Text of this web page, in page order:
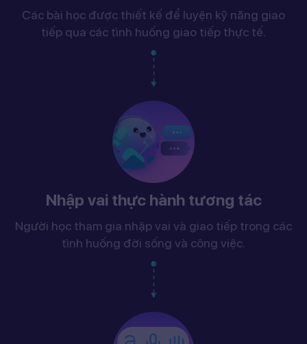
Các bài học được thiết kế để luyện kỹ năng giao
tiếp qua các tình huống giao tiếp thực tế.
Nhập vai thực hành tương tác
Người học tham gia nhập vai và giao tiếp trong các
tình huống đời sống và công việc.